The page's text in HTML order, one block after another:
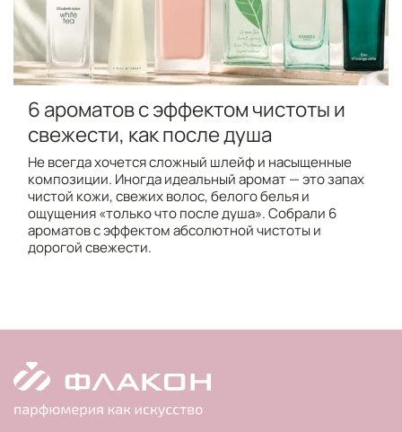
6 ароматов с эффектом чистоты и
свежести, как после душа
Не всегда хочется сложный шлейф и насыщенные
композиции. Иногда идеальный аромат — это запах
чистой кожи, свежих волос, белого белья и
ощущения «только что после душа». Собрали 6
ароматов с эффектом абсолютной чистоты и
дорогой свежести.